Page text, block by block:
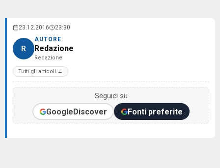
23.12.2016 23:30
R
AUTORE
Redazione
Redazione
Tutti gli articoli →
Seguici su
GoogleDiscover Fonti preferite